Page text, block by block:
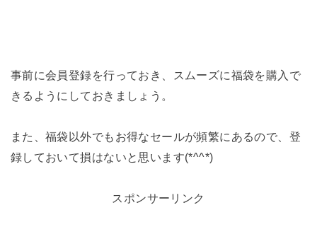
事前に会員登録を行っておき、スムーズに福袋を購入で
きるようにしておきましょう。
また、福袋以外でもお得なセールが頻繁にあるので、登
録しておいて損はないと思います(*^^*)
スポンサーリンク